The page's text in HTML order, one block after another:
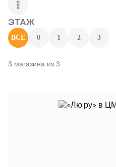
ЭТАЖ
ВСЕ 0 1 2 3
3 магазина из 3